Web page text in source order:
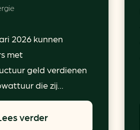
2026 kunnen
met
geld verdienen
die zij...
verder